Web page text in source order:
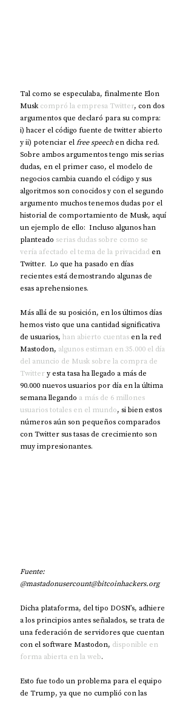
Tal como se especulaba, finalmente Elon
Musk compró la empresa Twitter, con dos
argumentos que declaró para su compra:
i) hacer el código fuente de twitter abierto
y ii) potenciar el free speech en dicha red.
Sobre ambos argumentos tengo mis serias
dudas, en el primer caso, el modelo de
negocios cambia cuando el código y sus
algoritmos son conocidos y con el segundo
argumento muchos tenemos dudas por el
historial de comportamiento de Musk, aquí
un ejemplo de ello:  Incluso algunos han
planteado serias dudas sobre como se
vería afectado el tema de la privacidad en
Twitter.  Lo que ha pasado en días
recientes está demostrando algunas de
esas aprehensiones.
Más allá de su posición, en los últimos días
hemos visto que una cantidad significativa
de usuarios, han abierto cuentas en la red
Mastodon, algunos estiman en 35.000 el día
del anuncio de Musk sobre la compra de
Twitter y esta tasa ha llegado a más de
90.000 nuevos usuarios por día en la última
semana llegando a más de 6 millones
usuarios totales en el mundo, si bien estos
números aún son pequeños comparados
con Twitter sus tasas de crecimiento son
muy impresionantes.
Fuente:
@mastadonusercount@bitcoinhackers.org
Dicha plataforma, del tipo DOSN’s, adhiere
a los principios antes señalados, se trata de
una federación de servidores que cuentan
con el software Mastodon, disponible en
forma abierta en la web.
Esto fue todo un problema para el equipo
de Trump, ya que no cumplió con las